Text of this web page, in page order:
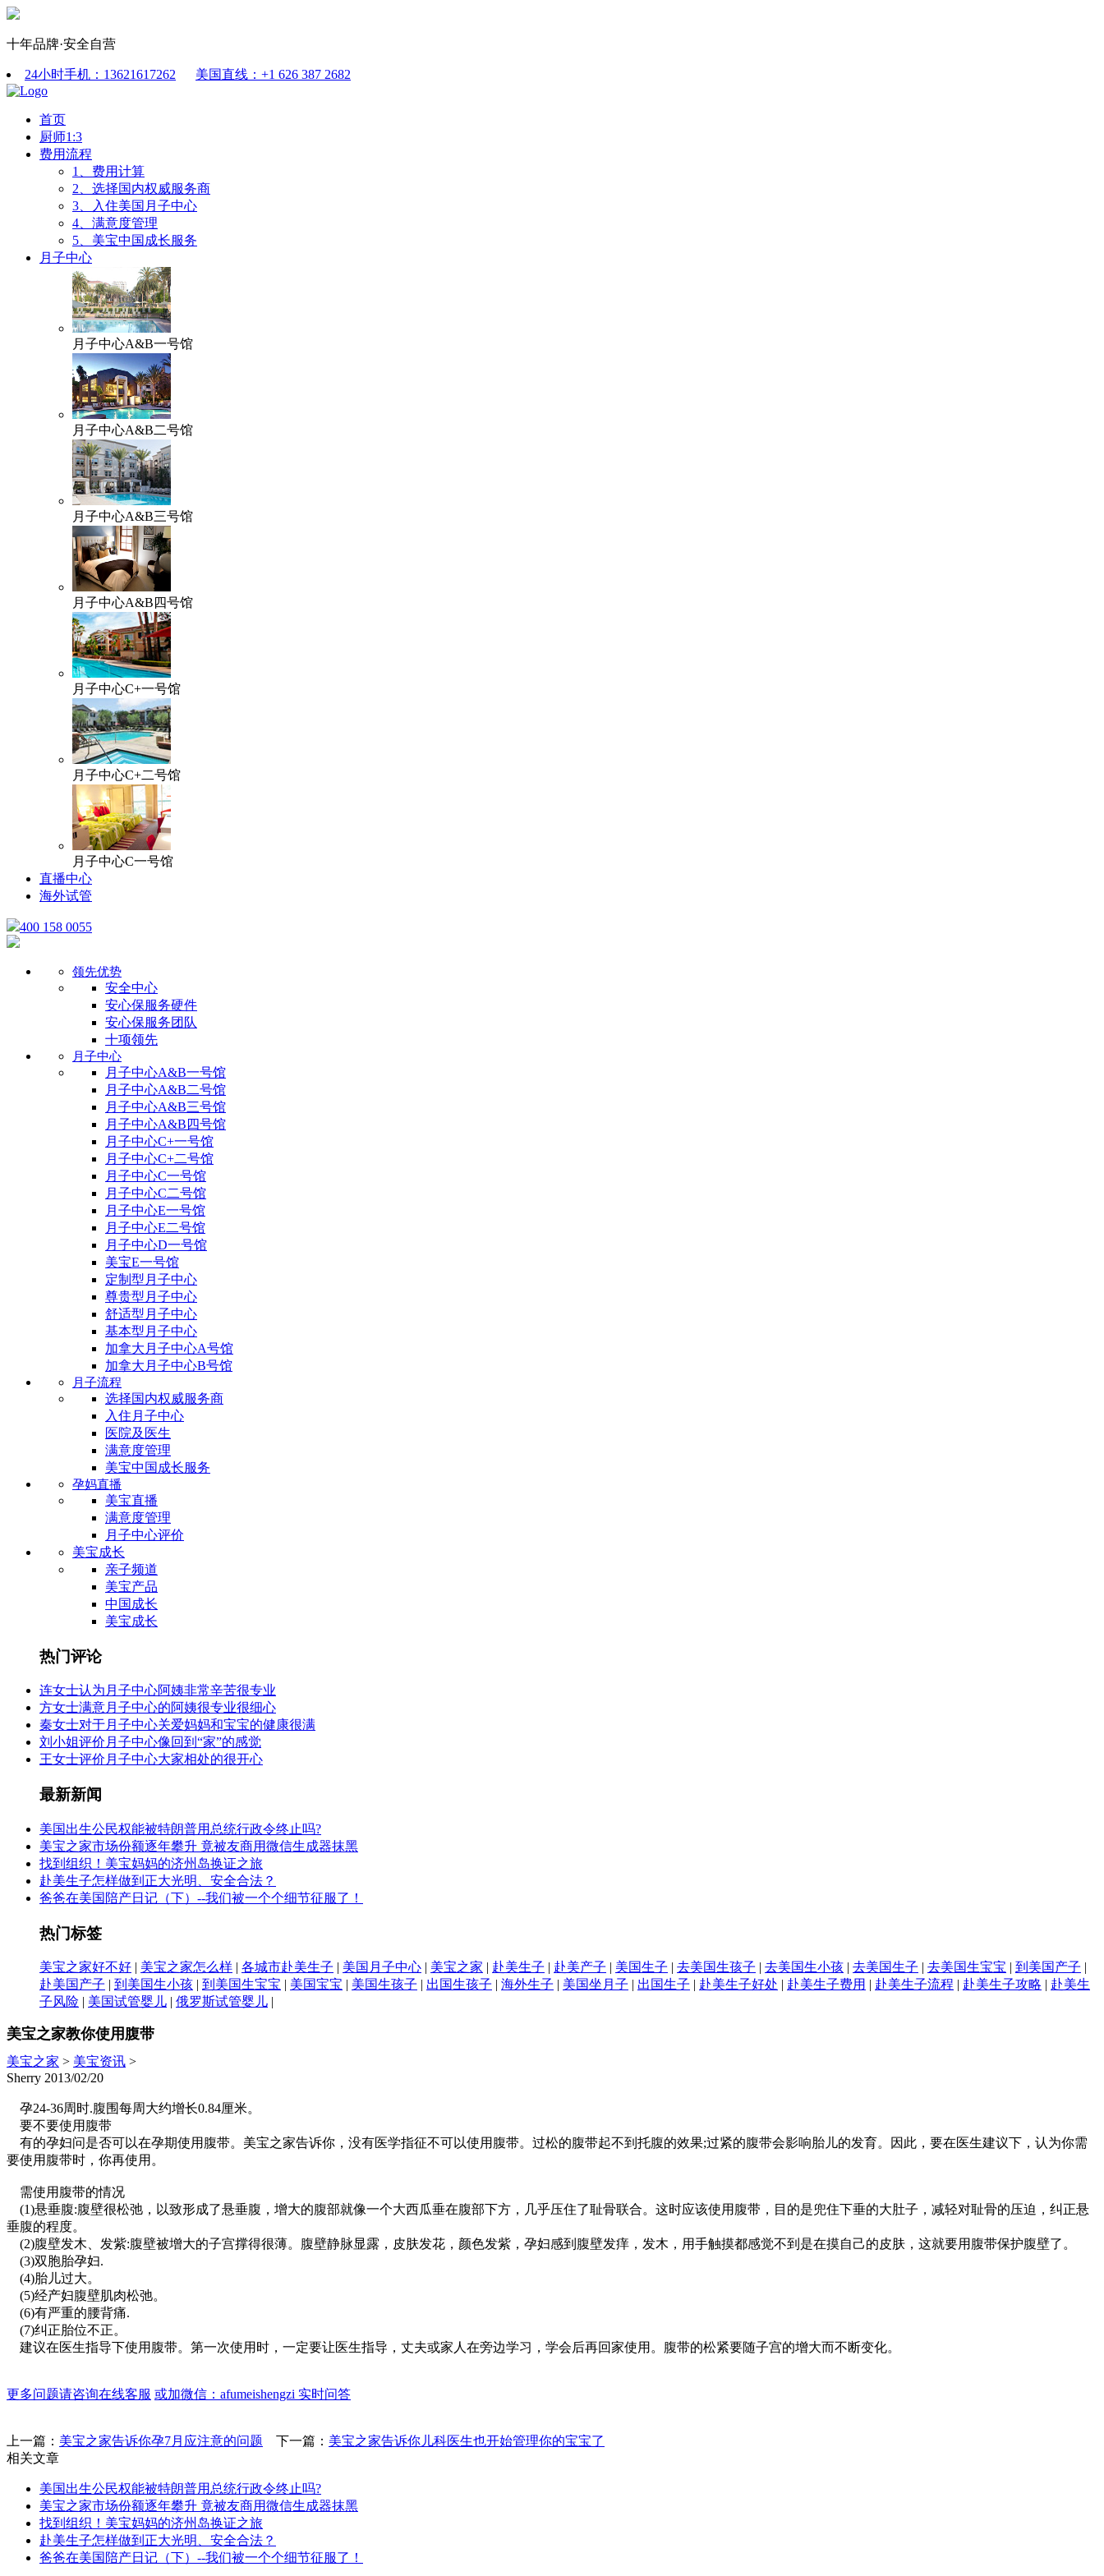
十年品牌·安全自营
24小时手机：13621617262 美国直线：+1 626 387 2682
首页
厨师1:3
费用流程
1、费用计算
2、选择国内权威服务商
3、入住美国月子中心
4、满意度管理
5、美宝中国成长服务
月子中心
月子中心A&B一号馆
月子中心A&B二号馆
月子中心A&B三号馆
月子中心A&B四号馆
月子中心C+一号馆
月子中心C+二号馆
月子中心C一号馆
直播中心
海外试管
400 158 0055
领先优势
安全中心
安心保服务硬件
安心保服务团队
十项领先
月子中心
月子中心A&B一号馆
月子中心A&B二号馆
月子中心A&B三号馆
月子中心A&B四号馆
月子中心C+一号馆
月子中心C+二号馆
月子中心C一号馆
月子中心C二号馆
月子中心E一号馆
月子中心E二号馆
月子中心D一号馆
美宝E一号馆
定制型月子中心
尊贵型月子中心
舒适型月子中心
基本型月子中心
加拿大月子中心A号馆
加拿大月子中心B号馆
月子流程
选择国内权威服务商
入住月子中心
医院及医生
满意度管理
美宝中国成长服务
孕妈直播
美宝直播
满意度管理
月子中心评价
美宝成长
亲子频道
美宝产品
中国成长
美宝成长
热门评论
连女士认为月子中心阿姨非常辛苦很专业
方女士满意月子中心的阿姨很专业很细心
秦女士对于月子中心关爱妈妈和宝宝的健康很满
刘小姐评价月子中心像回到“家”的感觉
王女士评价月子中心大家相处的很开心
最新新闻
美国出生公民权能被特朗普用总统行政令终止吗?
美宝之家市场份额逐年攀升 竟被友商用微信生成器抹黑
找到组织！美宝妈妈的济州岛换证之旅
赴美生子怎样做到正大光明、安全合法？
爸爸在美国陪产日记（下）--我们被一个个细节征服了！
热门标签
美宝之家好不好 | 美宝之家怎么样 | 各城市赴美生子 | 美国月子中心 | 美宝之家 | 赴美生子 | 赴美产子 | 美国生子 | 去美国生孩子 | 去美国生小孩 | 去美国生子 | 去美国生宝宝 | 到美国产子 |
赴美国产子 | 到美国生小孩 | 到美国生宝宝 | 美国宝宝 | 美国生孩子 | 出国生孩子 | 海外生子 | 美国坐月子 | 出国生子 | 赴美生子好处 | 赴美生子费用 | 赴美生子流程 | 赴美生子攻略 | 赴美生
子风险 | 美国试管婴儿 | 俄罗斯试管婴儿 |
美宝之家教你使用腹带
美宝之家 > 美宝资讯 >
Sherry 2013/02/20
孕24-36周时.腹围每周大约增长0.84厘米。
要不要使用腹带
有的孕妇问是否可以在孕期使用腹带。美宝之家告诉你，没有医学指征不可以使用腹带。过松的腹带起不到托腹的效果;过紧的腹带会影响胎儿的发育。因此，要在医生建议下，认为你需
要使用腹带时，你再使用。
需使用腹带的情况
(1)悬垂腹:腹壁很松弛，以致形成了悬垂腹，增大的腹部就像一个大西瓜垂在腹部下方，几乎压住了耻骨联合。这时应该使用腹带，目的是兜住下垂的大肚子，减轻对耻骨的压迫，纠正悬
垂腹的程度。
(2)腹壁发木、发紫:腹壁被增大的子宫撑得很薄。腹壁静脉显露，皮肤发花，颜色发紫，孕妇感到腹壁发痒，发木，用手触摸都感觉不到是在摸自己的皮肤，这就要用腹带保护腹壁了。
(3)双胞胎孕妇.
(4)胎儿过大。
(5)经产妇腹壁肌肉松弛。
(6)有严重的腰背痛.
(7)纠正胎位不正。
建议在医生指导下使用腹带。第一次使用时，一定要让医生指导，丈夫或家人在旁边学习，学会后再回家使用。腹带的松紧要随子宫的增大而不断变化。
更多问题请咨询在线客服 或加微信：afumeishengzi 实时问答
上一篇： 美宝之家告诉你孕7月应注意的问题 下一篇： 美宝之家告诉你儿科医生也开始管理你的宝宝了
相关文章
美国出生公民权能被特朗普用总统行政令终止吗?
美宝之家市场份额逐年攀升 竟被友商用微信生成器抹黑
找到组织！美宝妈妈的济州岛换证之旅
赴美生子怎样做到正大光明、安全合法？
爸爸在美国陪产日记（下）--我们被一个个细节征服了！